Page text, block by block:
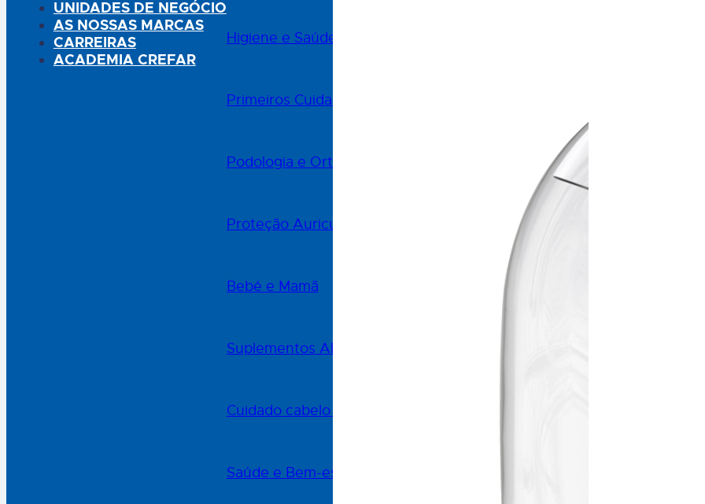
UNIDADES DE NEGÓCIO
AS NOSSAS MARCAS
CARREIRAS
ACADEMIA CREFAR
Higiene e Saúde Oral
Primeiros Cuidados
Podologia e Ortopedia
Proteção Auricular
Bebé e Mamã
Suplementos Alimentares e Dietéticos
Cuidado cabelo e corpo
Saúde e Bem-estar Animal
2740-303 Porto Salvo, PORTUGAL
mail@crefar.pt
+351 21 882 46 90